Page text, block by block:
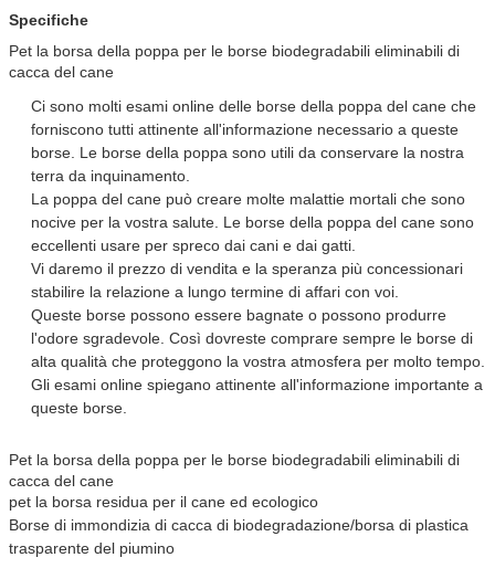
Specifiche
Pet la borsa della poppa per le borse biodegradabili eliminabili di
cacca del cane
Ci sono molti esami online delle borse della poppa del cane che
forniscono tutti attinente all'informazione necessario a queste
borse. Le borse della poppa sono utili da conservare la nostra
terra da inquinamento.
La poppa del cane può creare molte malattie mortali che sono
nocive per la vostra salute. Le borse della poppa del cane sono
eccellenti usare per spreco dai cani e dai gatti.
Vi daremo il prezzo di vendita e la speranza più concessionari
stabilire la relazione a lungo termine di affari con voi.
Queste borse possono essere bagnate o possono produrre
l'odore sgradevole. Così dovreste comprare sempre le borse di
alta qualità che proteggono la vostra atmosfera per molto tempo.
Gli esami online spiegano attinente all'informazione importante a
queste borse.
Pet la borsa della poppa per le borse biodegradabili eliminabili di
cacca del cane
pet la borsa residua per il cane ed ecologico
Borse di immondizia di cacca di biodegradazione/borsa di plastica
trasparente del piumino